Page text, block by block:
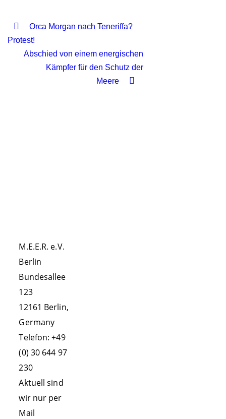
Orca Morgan nach Teneriffa?
Protest!
Abschied von einem energischen
Kämpfer für den Schutz der
Meere
M.E.E.R. e.V.
Berlin
Bundesallee
123
12161 Berlin,
Germany
Telefon: +49
(0) 30 644 97
230
Aktuell sind
wir nur per
Mail